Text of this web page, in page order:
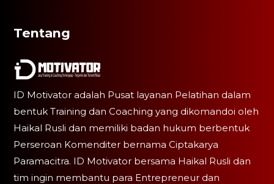
Tentang
ID Motivator adalah Pusat layanan Pelatihan dalam
bentuk Training dan Coaching yang dikomandoi oleh
Haikal Rusli dan memiliki badan hukum berbentuk
Perseroan Komenditer bernama Ciptakarya
Paramacitra. ID Motivator bersama Haikal Rusli dan
tim ingin membantu para Entrepreneur dan